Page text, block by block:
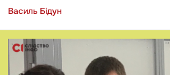
Василь Бідун